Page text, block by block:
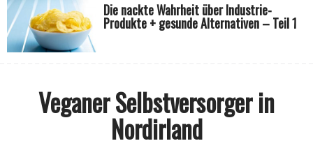
Die nackte Wahrheit über Industrie-
Produkte + gesunde Alternativen – Teil 1
Veganer Selbstversorger in
Nordirland